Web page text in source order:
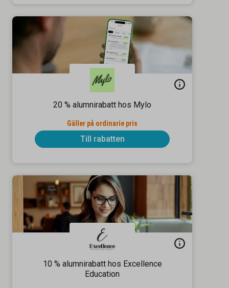
20 % alumnirabatt hos Mylo
Gäller på ordinarie pris
Till rabatten
10 % alumnirabatt hos Excellence
Education